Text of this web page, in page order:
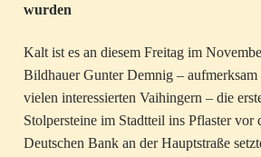
wurden
Kalt ist es an diesem Freitag im
Bildhauer Gunter Demnig – aufmerksam
vielen interessierten Vaihingern – die
Stolpersteine im Stadtteil ins Pflaster vor
Deutschen Bank an der Hauptstraße